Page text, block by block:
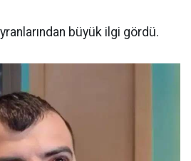
büyük ilgi gördü.